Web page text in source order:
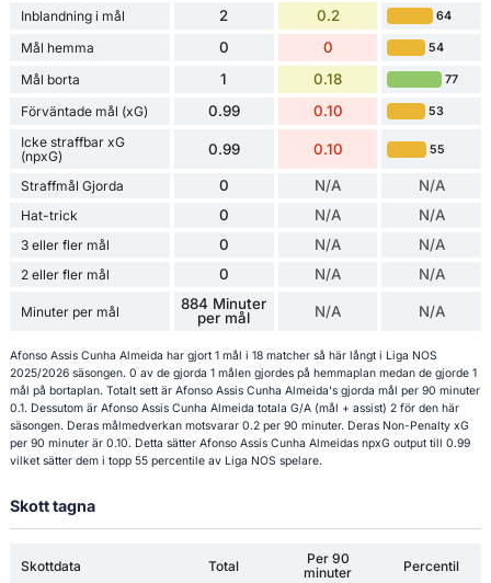
Inblandning i mål 2 0.2 64
Mål hemma 0 0 54
Mål borta 1 0.18 77
Förväntade mål (xG) 0.99 0.10 53
Icke straffbar xG
(npxG)
0.99 0.10 55
Straffmål Gjorda 0 N/A N/A
Hat-trick 0 N/A N/A
3 eller fler mål 0 N/A N/A
2 eller fler mål 0 N/A N/A
Minuter per mål
884 Minuter
per mål
N/A N/A
Afonso Assis Cunha Almeida har gjort 1 mål i 18 matcher så här långt i Liga NOS
2025/2026 säsongen. 0 av de gjorda 1 målen gjordes på hemmaplan medan de gjorde 1
mål på bortaplan. Totalt sett är Afonso Assis Cunha Almeida's gjorda mål per 90 minuter
0.1. Dessutom är Afonso Assis Cunha Almeida totala G/A (mål + assist) 2 för den här
säsongen. Deras målmedverkan motsvarar 0.2 per 90 minuter. Deras Non-Penalty xG
per 90 minuter är 0.10. Detta sätter Afonso Assis Cunha Almeidas npxG output till 0.99
vilket sätter dem i topp 55 percentile av Liga NOS spelare.
Skott tagna
Skottdata Total
Per 90
minuter
Percentil